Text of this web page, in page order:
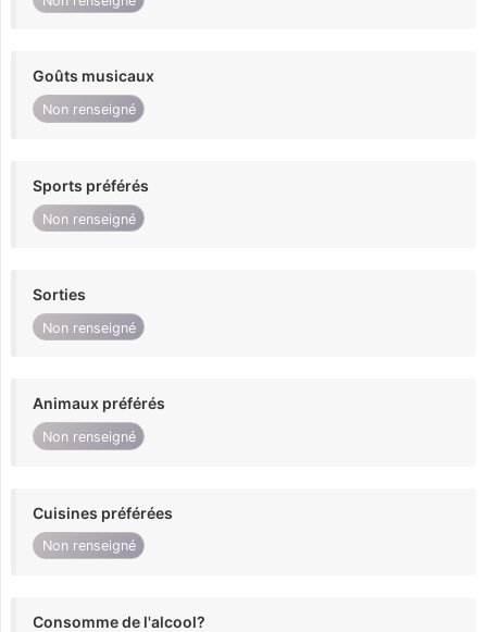
Goûts musicaux
Non renseigné
Sports préférés
Non renseigné
Sorties
Non renseigné
Animaux préférés
Non renseigné
Cuisines préférées
Non renseigné
Consomme de l'alcool?